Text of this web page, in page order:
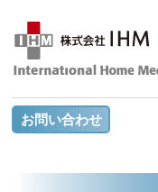
お問い合わせ